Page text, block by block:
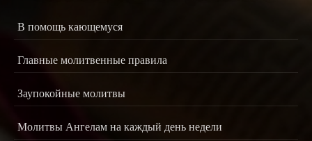
В помощь кающемуся
Главные молитвенные правила
Заупокойные молитвы
Молитвы Ангелам на каждый день недели